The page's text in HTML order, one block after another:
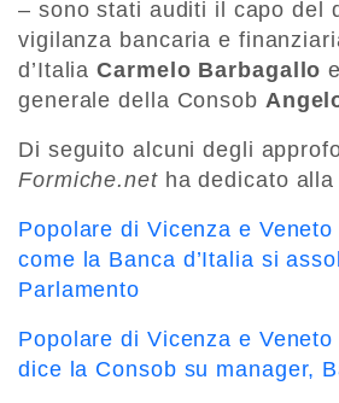
– sono stati auditi il capo del
vigilanza bancaria e
d’ItaliaCarmelo Barbagallo
generale della Consob
Di seguito alcuni degli
Formiche.netha dedicato alla
Popolare di Vicenza e
come la Banca d’Italia si
Parlamento
Popolare di Vicenza e
dice la Consob su manager,